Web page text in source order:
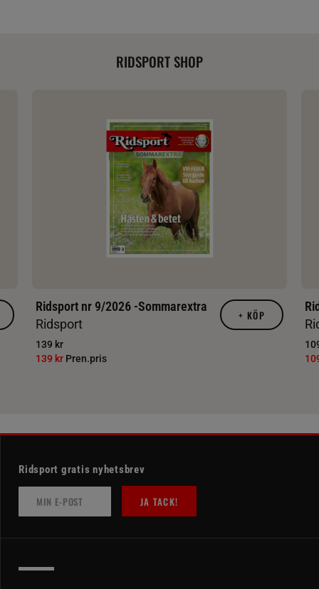
RIDSPORT SHOP
Ridsport nr 9/2026 -Sommarextra
Ridsport
139 kr
139 kr Pren.pris
+ KÖP
Ridsport gratis nyhetsbrev
JA TACK!